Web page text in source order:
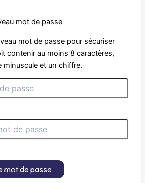
mot de passe
mot de passe pour sécuriser
contenir au moins 8 caractères,
minuscule et un chiffre.
mot de passe